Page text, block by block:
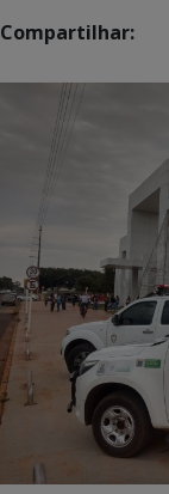
Compartilhar: